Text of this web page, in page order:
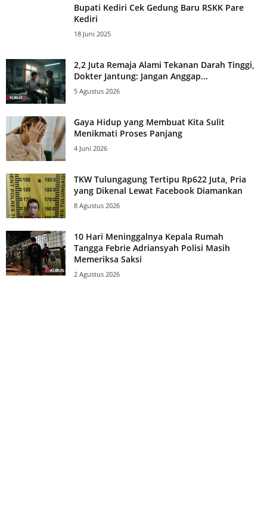
Bupati Kediri Cek Gedung Baru RSKK Pare
Kediri
18 Juni 2025
2,2 Juta Remaja Alami Tekanan Darah Tinggi,
Dokter Jantung: Jangan Anggap...
5 Agustus 2026
Gaya Hidup yang Membuat Kita Sulit
Menikmati Proses Panjang
4 Juni 2026
TKW Tulungagung Tertipu Rp622 Juta, Pria
yang Dikenal Lewat Facebook Diamankan
8 Agustus 2026
10 Hari Meninggalnya Kepala Rumah
Tangga Febrie Adriansyah Polisi Masih
Memeriksa Saksi
2 Agustus 2026